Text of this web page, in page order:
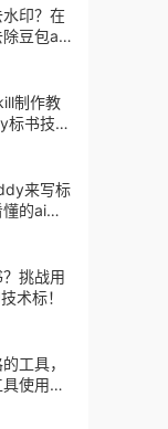
印？在
豆包ai
制作教
书技能
来写标
的ai标
挑战用
术标！
工具，
使用教